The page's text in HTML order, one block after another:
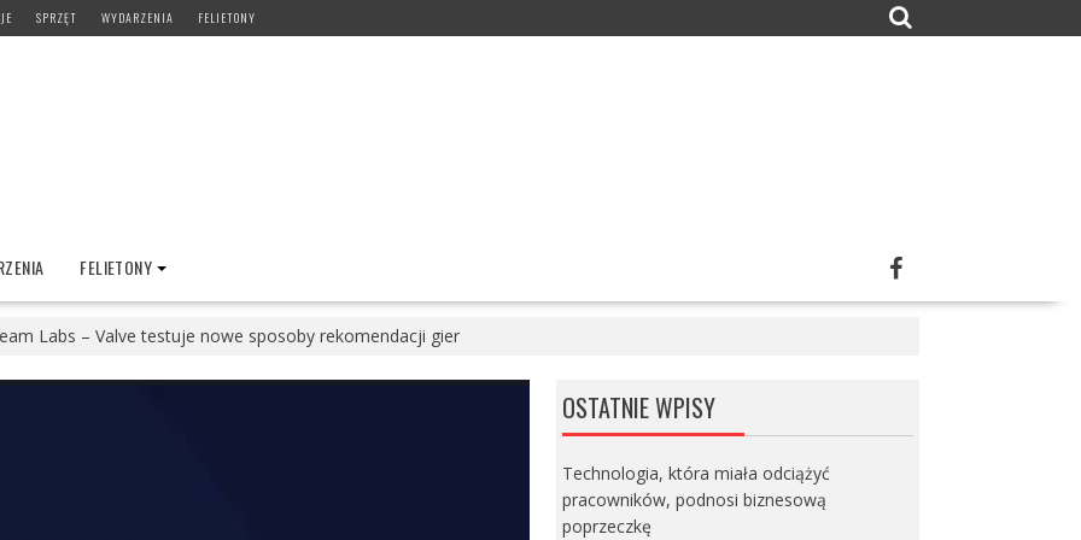
SPRZĘT WYDARZENIA FELIETONY
FELIETONY
Labs – Valve testuje nowe sposoby rekomendacji gier
OSTATNIE WPISY
Technologia, która miała odciążyć
pracowników, podnosi biznesową
poprzeczkę